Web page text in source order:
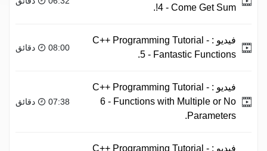
4 - Come Get Sum!.
فيديو : C++ Programming Tutorial -
5 - Fantastic Functions.
08:00 دقائق
فيديو : C++ Programming Tutorial -
6 - Functions with Multiple or No
Parameters.
07:38 دقائق
فيديو : C++ Programming Tutorial -